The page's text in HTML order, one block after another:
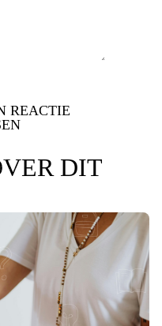
REACTIE
DIT